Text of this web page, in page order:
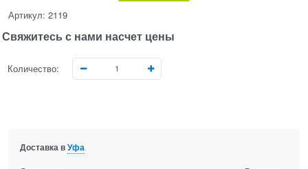
Артикул: 2119
Свяжитесь с нами насчет цены
Количество:
Доставка вУфа